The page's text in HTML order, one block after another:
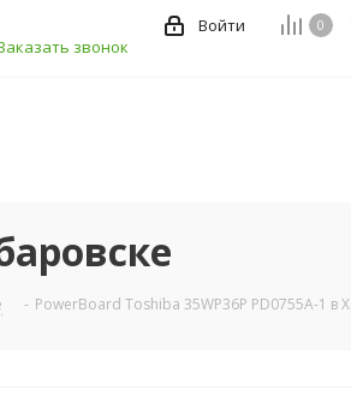
0
Войти
звонок
- PowerBoard Toshiba 35WP36P PD0755A-1 в